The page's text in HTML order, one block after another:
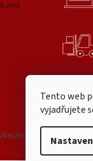
Tento web
vyjadřujete
and
práva